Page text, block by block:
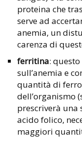
proteina che
serve ad
anemia, un
carenza di
ferritina:
sull’anemia e
quantità di ferro
dell’organismo
prescriverà una
acido folico,
maggiori